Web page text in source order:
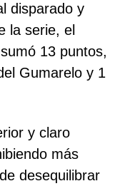
disparado y
la serie, el
13 puntos,
Gumarelo y 1
y claro
más
desequilibrar